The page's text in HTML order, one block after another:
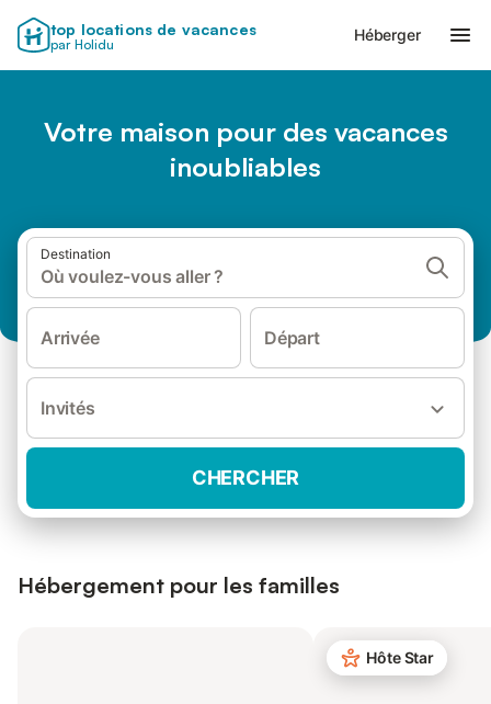
top locations de vacances
par Holidu
Héberger
Votre maison pour des vacances
inoubliables
Destination
Où voulez-vous aller ?
Arrivée Départ
Invités
CHERCHER
Hébergement pour les familles
Hôte Star